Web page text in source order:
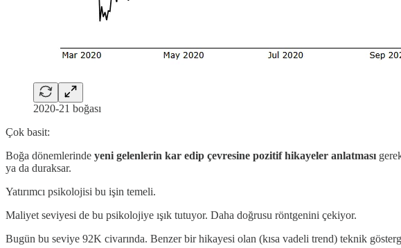
2020-21 boğası
Çok basit:
Boğa dönemlerinde yeni gelenlerin kar edip çevresine pozitif hikayeler anlatması
ya da duraksar.
Yatırımcı psikolojisi bu işin temeli.
Maliyet seviyesi de bu psikolojiye ışık tutuyor. Daha doğrusu röntgenini çekiyor.
Bugün bu seviye 92K civarında. Benzer bir hikayesi olan (kısa vadeli trend) teknik